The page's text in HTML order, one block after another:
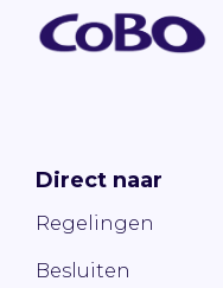
Direct naar
Regelingen
Besluiten